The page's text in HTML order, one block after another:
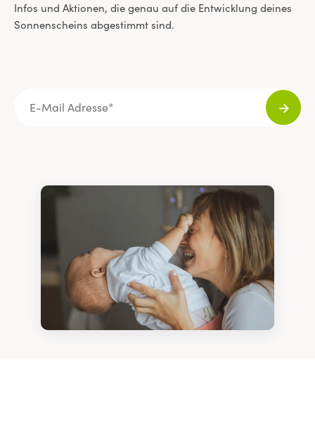
Infos und Aktionen, die genau auf die Entwicklung deines
Sonnenscheins abgestimmt sind.